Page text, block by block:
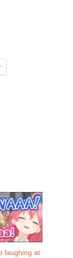
laughing at